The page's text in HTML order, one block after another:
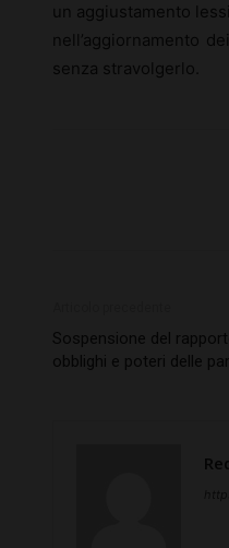
un aggiustamento
nell’aggiornamento
senza stravolgerlo.
Sospensione del
obblighi e poteri delle